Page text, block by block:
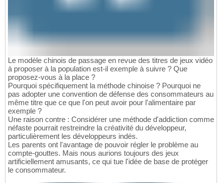
Le modèle chinois de passage en revue des titres de jeux vidéo
à proposer à la population est-il exemple à suivre ? Que
proposez-vous à la place ?
Pourquoi spécifiquement la méthode chinoise ? Pourquoi ne
pas adopter une convention de défense des consommateurs au
même titre que ce que l'on peut avoir pour l'alimentaire par
exemple ?
Une raison contre : Considérer une méthode d'addiction comme
néfaste pourrait restreindre la créativité du développeur,
particulièrement les développeurs indés.
Les parents ont l'avantage de pouvoir régler le problème au
compte-gouttes. Mais nous aurions toujours des jeux
artificiellement amusants, ce qui tue l'idée de base de protéger
le consommateur.